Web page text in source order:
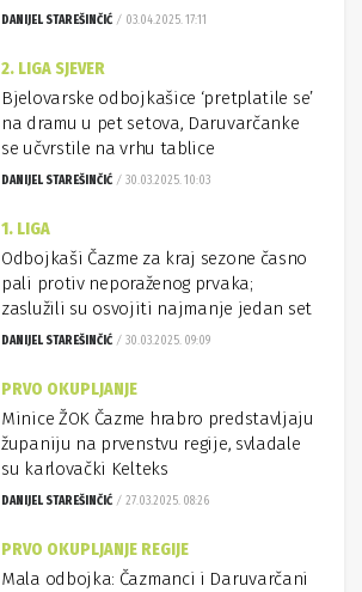
DANIJEL STAREŠINČIĆ 03.04.2025. 17:11
2. LIGA SJEVER
Bjelovarske odbojkašice ‘pretplatile se’
na dramu u pet setova, Daruvarčanke
se učvrstile na vrhu tablice
DANIJEL STAREŠINČIĆ 30.03.2025. 10:03
1. LIGA
Odbojkaši Čazme za kraj sezone časno
pali protiv neporaženog prvaka;
zaslužili su osvojiti najmanje jedan set
DANIJEL STAREŠINČIĆ 30.03.2025. 09:09
PRVO OKUPLJANJE
Minice ŽOK Čazme hrabro predstavljaju
županiju na prvenstvu regije, svladale
su karlovački Kelteks
DANIJEL STAREŠINČIĆ 27.03.2025. 08:26
PRVO OKUPLJANJE REGIJE
Mala odbojka: Čazmanci i Daruvarčani